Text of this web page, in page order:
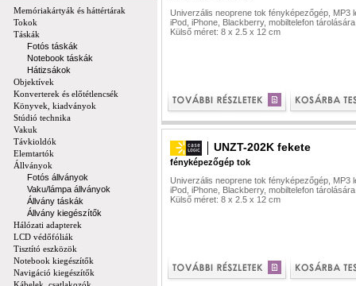
Memóriakártyák és háttértárak
Tokok
Táskák
Fotós táskák
Notebook táskák
Hátizsákok
Objektívek
Konverterek és előtétlencsék
Könyvek, kiadványok
Stúdió technika
Vakuk
Távkioldók
Elemtartók
Állványok
Fotós állványok
Vaku/lámpa állványok
Állvány táskák
Állvány kiegészítők
Hálózati adapterek
LCD védőfóliák
Tisztító eszközök
Notebook kiegészítők
Navigáció kiegészítők
Univerzális neoprene tok fényképezőgép, MP3
iPod, iPhone, Blackberry, mobiltelefon
Külső méret: 8 x 2.5 x 12 cm
UNZT-202K fekete
fényképezőgép tok
Univerzális neoprene tok fényképezőgép, MP3
iPod, iPhone, Blackberry, mobiltelefon
Külső méret: 8 x 2.5 x 12 cm